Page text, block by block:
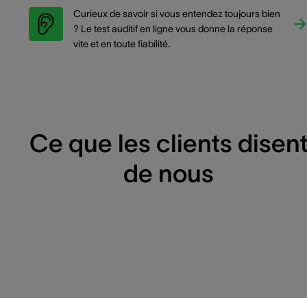
Curieux de savoir si vous entendez toujours bien
? Le test auditif en ligne vous donne la réponse
vite et en toute fiabilité.
Ce que les clients
de nous